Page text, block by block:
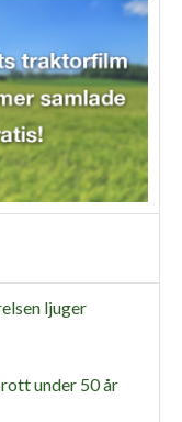
ljuger
under 50 år